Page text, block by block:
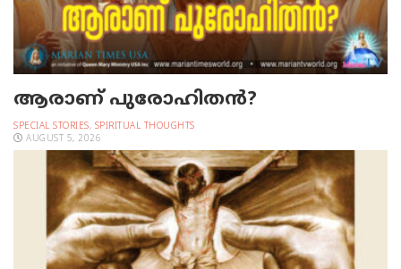
ആരാണ് പുരോഹിതൻ?
SPECIAL STORIES, SPIRITUAL THOUGHTS
AUGUST 5, 2026